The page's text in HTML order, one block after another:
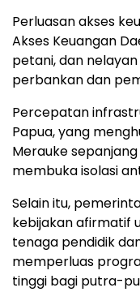
Perluasan akses
Akses Keuangan
petani, dan
perbankan dan
Percepatan
Papua, yang
Merauke
membuka isolasi
Selain itu,
kebijakan afirmatif
tenaga pendidik
memperluas
tinggi bagi putra-